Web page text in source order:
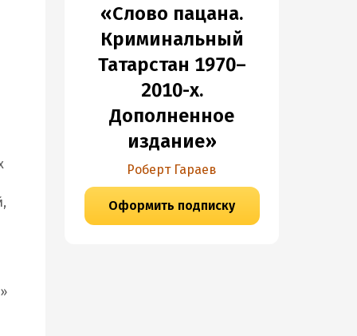
«Слово пацана.
Криминальный
Татарстан 1970–
2010-х.
Дополненное
издание»
Роберт Гараев
Оформить подписку